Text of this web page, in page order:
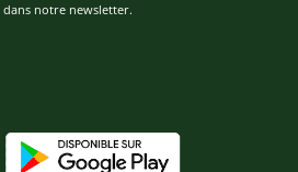
notre newsletter.